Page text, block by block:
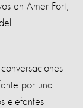
en Amer Fort,
por una
elefantes